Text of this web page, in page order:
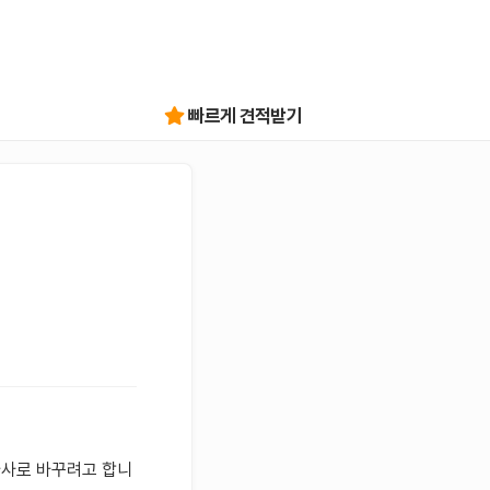
빠르게 견적받기
로 바꾸려고 합니